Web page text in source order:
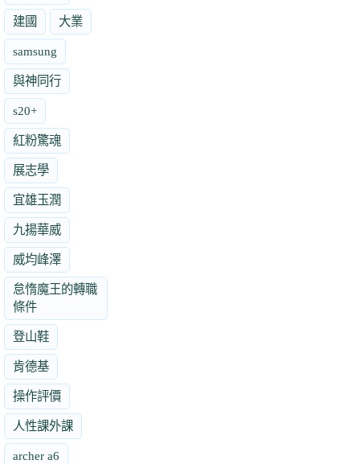
建國 大業
samsung
與神同行
s20+
紅粉驚魂
展志學
宜雄玉潤
九揚華威
威均峰澤
怠惰魔王的轉職
條件
登山鞋
肯德基
操作評價
人性課外課
archer a6